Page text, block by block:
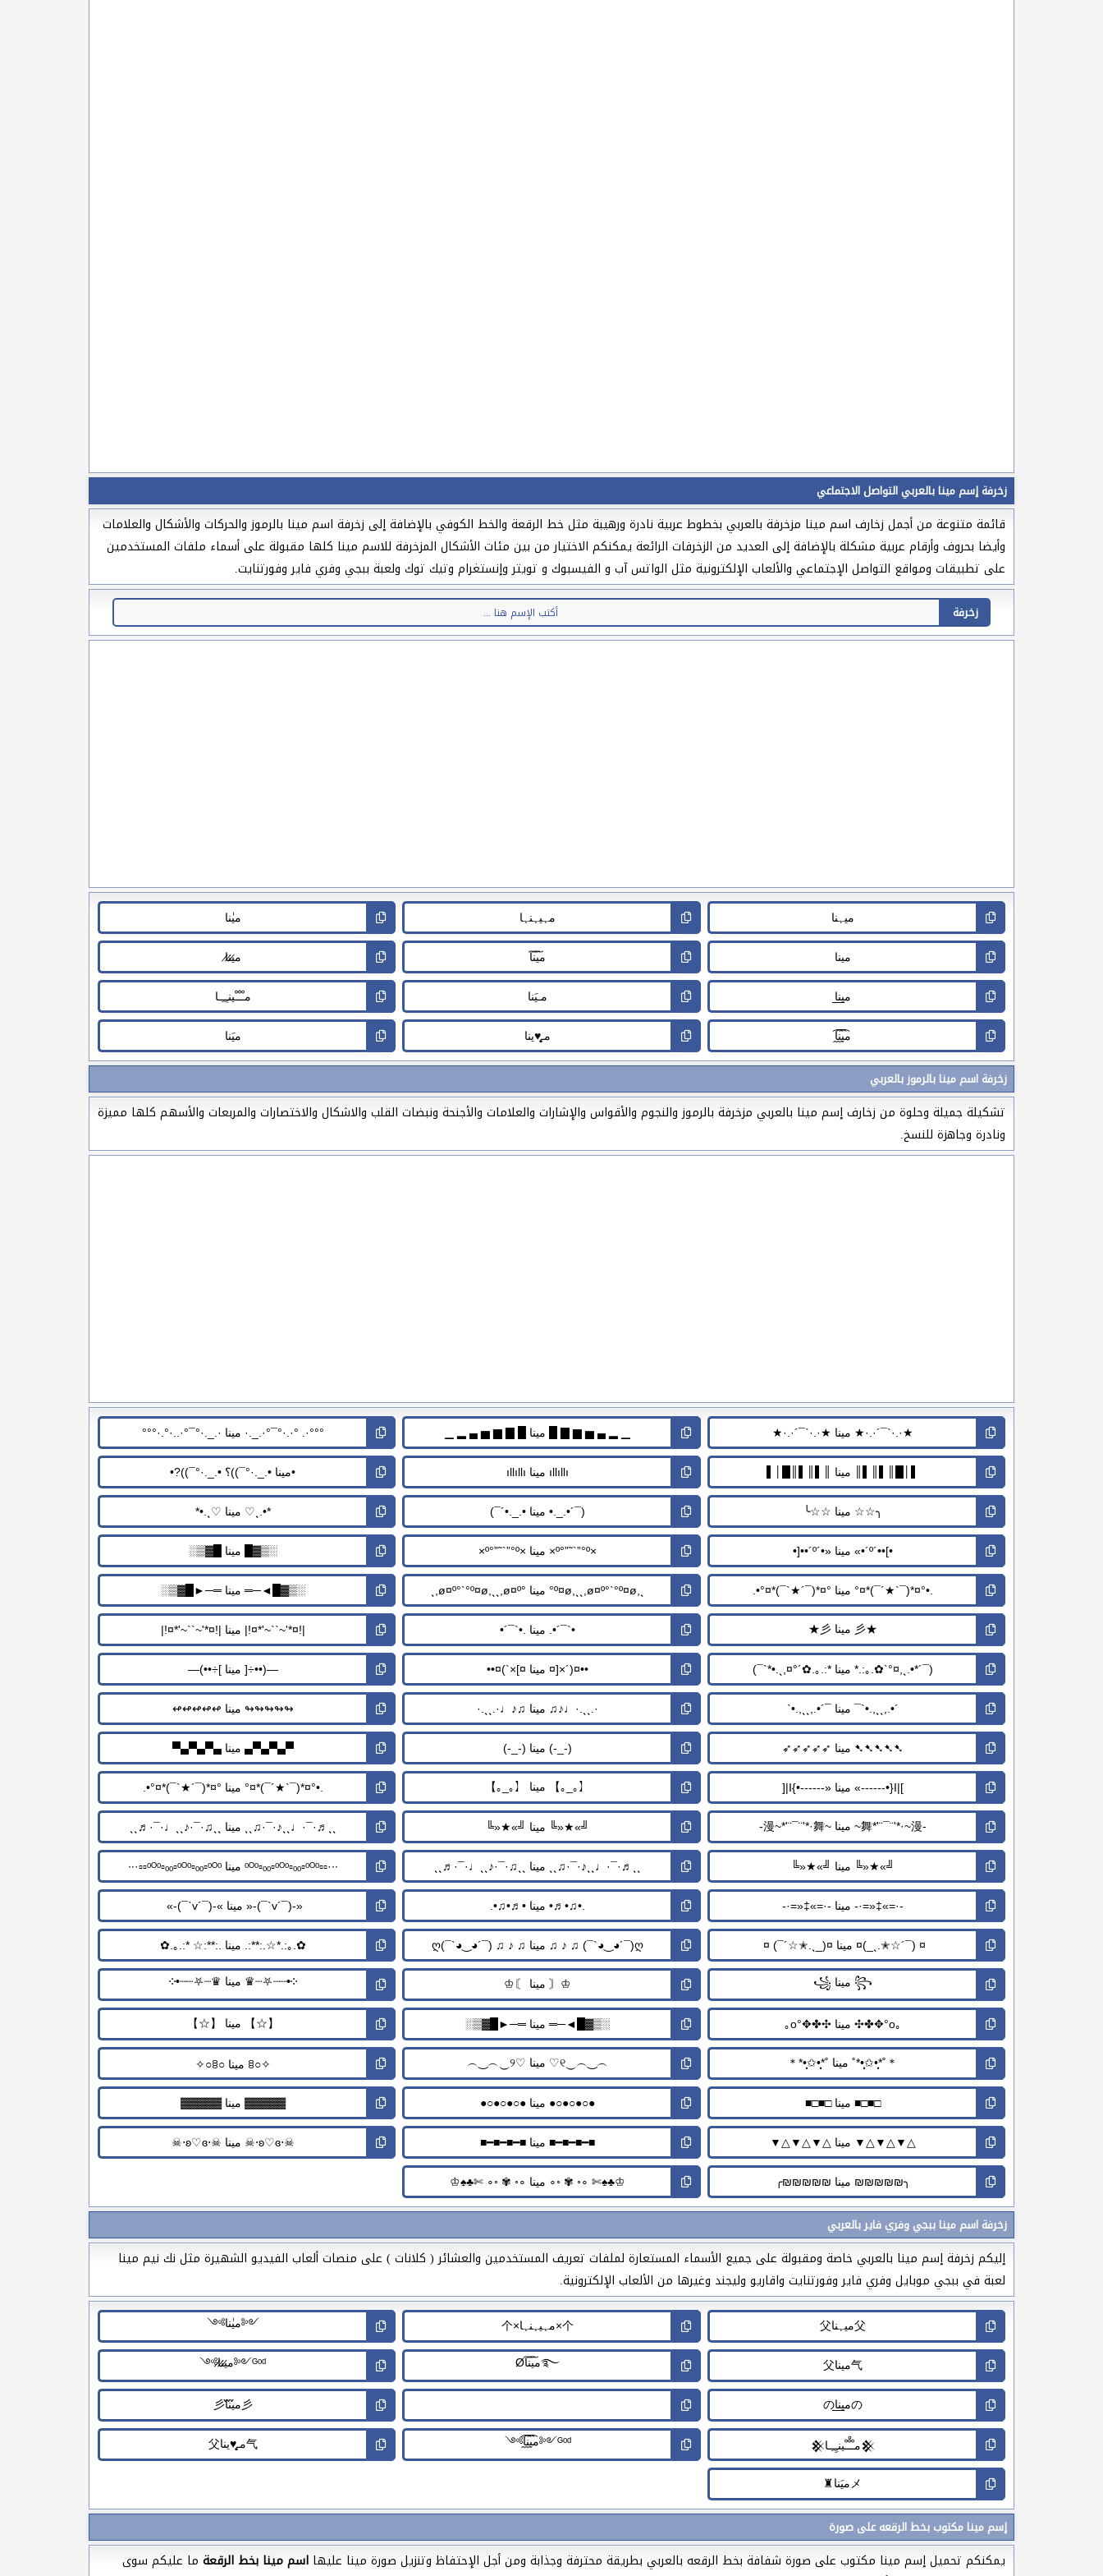
زخرفة إسم مينا بالعربي التواصل الاجتماعي
قائمة متنوعة من أجمل زخارف اسم مينا مزخرفة بالعربي بخطوط عربية نادرة ورهيبة مثل خط الرقعة والخط الكوفي بالإضافة إلى زخرفة اسم مينا بالرموز والحركات والأشكال والعلامات
وأيضا بحروف وأرقام عربية مشكلة بالإضافة إلى العديد من الزخرفات الرائعة يمكنكم الاختيار من بين مئات الأشكال المزخرفة للاسم مينا كلها مقبولة على أسماء ملفات المستخدمين
على تطبيقات ومواقع التواصل الإجتماعي والألعاب الإلكترونية مثل الواتس آب و الفيسبوك و تويتر وإنستغرام وتيك توك ولعبة ببجي وفري فاير وفورتنايت.
زخرفة
زخرفة اسم مينا بالرموز بالعربي
تشكيلة جميلة وحلوة من زخارف إسم مينا بالعربي مزخرفة بالرموز والنجوم والأقواس والإشارات والعلامات والأجنحة ونبضات القلب والاشكال والاختصارات والمربعات والأسهم كلها مميزة
ونادرة وجاهزة للنسخ.
زخرفة اسم مينا ببجي وفري فاير بالعربي
إليكم زخرفة إسم مينا بالعربي خاصة ومقبولة على جميع الأسماء المستعارة لملفات تعريف المستخدمين والعشائر ( كلانات ) على منصات ألعاب الفيديو الشهيرة مثل نك نيم مينا
لعبة في ببجي موبايل وفري فاير وفورتنايت واقاريو وليجند وغيرها من الألعاب الإلكترونية.
إسم مينا مكتوب بخط الرقعه على صورة
يمكنكم تحميل إسم مينا مكتوب على صورة شفافة بخط الرقعه بالعربي بطريقة محترفة وجذابة ومن أجل الإحتفاظ وتنزيل صورة مينا عليها اسم مينا بخط الرقعةما عليكم سوى